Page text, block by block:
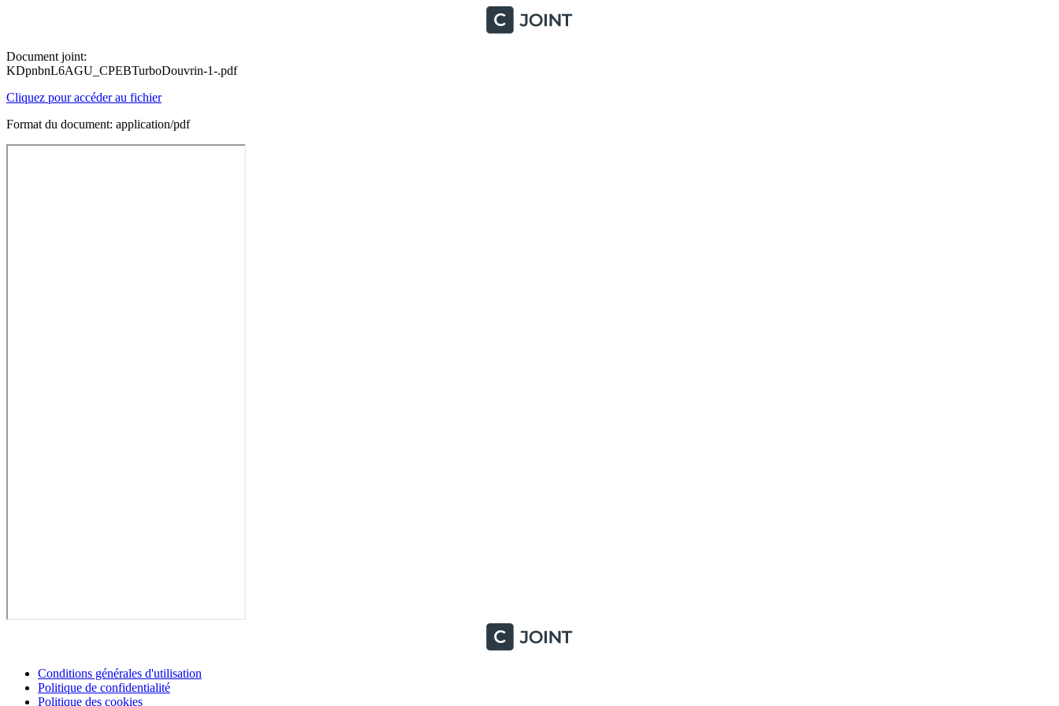
Document joint:
KDpnbnL6AGU_CPEBTurboDouvrin-1-.pdf
Cliquez pour accéder au fichier
Format du document: application/pdf
Conditions générales d'utilisation
Politique de confidentialité
Politique des cookies